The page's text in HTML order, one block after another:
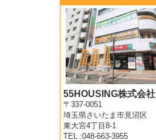
55HOUSING株式会社
〒337-0051
埼玉県さいたま市見沼区
東大宮4丁目8-1
TEL :048-663-3955